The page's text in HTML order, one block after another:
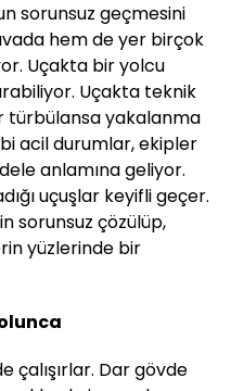
sorunsuz geçmesini
hem de yer birçok
Uçakta bir yolcu
Uçakta teknik
türbülansa yakalanma
acil durumlar, ekipler
anlamına geliyor.
uçuşlar keyifli geçer.
sorunsuz çözülüp,
yüzlerinde bir
çalışırlar. Dar gövde